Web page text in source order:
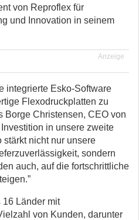
von Reproflex für
und Innovation in seinem
Anzeige
integrierte Esko-Software
Flexodruckplatten zu
Borge Christensen, CEO von
in unsere zweite
nicht nur unsere
sondern
auch, auf die fortschrittliche
16 Länder mit
von Kunden, darunter